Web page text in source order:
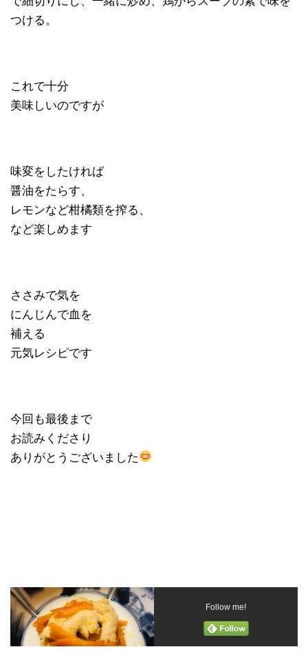
つける。
これで十分
美味しいのですが
味変をしたければ
醤油をたらす、
レモンなど柑橘類を搾る、
など楽しめます
ささみで気を
にんじんで血を
補える
元気レシピです
今回も最後まで
お読みくださり
ありがとうございました
Follow me!